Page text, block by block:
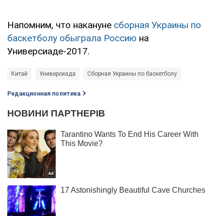
Напомним, что накануне сборная Украины по
баскетболу обыграла Россию на
Универсиаде-2017.
Китай Универсиада Сборная Украины по баскетболу
Редакционная политика